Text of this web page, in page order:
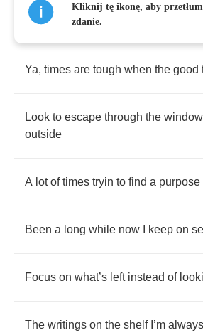
On this desert long
Ya, times are tough when the good
Look to escape through the window
outside
A lot of times tryin to find a purpose
Been a long while now keep on
Focus on what’s left instead of
The writings on the shelf ’m always
Kliknij tę ikonę, aby
zdanie.